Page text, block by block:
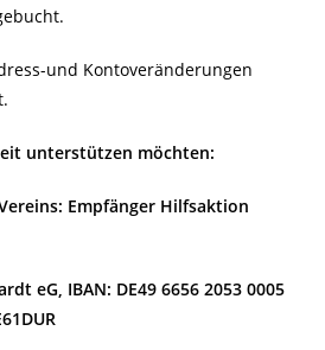
und Kontoveränderungen
unterstützen möchten:
Empfänger Hilfsaktion
eG, IBAN: DE49 6656 2053 0005